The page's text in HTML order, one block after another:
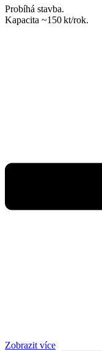
Probíhá stavba.
Kapacita ~150 kt/rok.
Zobrazit více